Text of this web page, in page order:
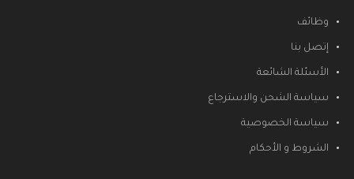
وظائف
إتصل بنا
الأسئلة الشائعة
سياسة الشحن والاسترجاع
سياسة الخصوصية
الشروط و الأحكام